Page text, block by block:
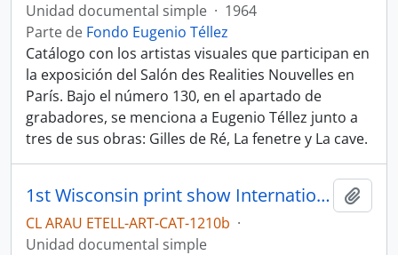
Unidad documental simple · 1964
Parte de Fondo Eugenio Téllez
Catálogo con los artistas visuales que participan en
la exposición del Salón des Realities Nouvelles en
París. Bajo el número 130, en el apartado de
grabadores, se menciona a Eugenio Téllez junto a
tres de sus obras: Gilles de Ré, La fenetre y La cave.
1st Wisconsin print show International
CL ARAU ETELL-ART-CAT-1210b ·
Unidad documental simple